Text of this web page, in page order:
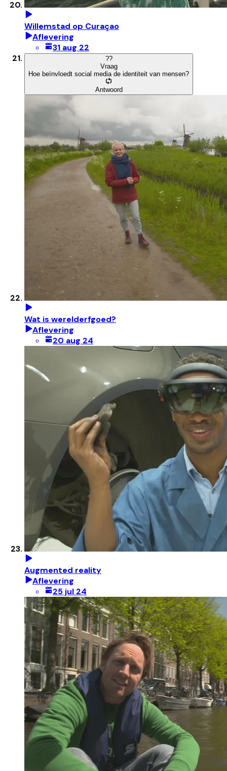
Willemstad op Curaçao
Aflevering
31 aug 22
??
Vraag
Hoe beïnvloedt social media de identiteit van mensen?
Antwoord
Wat is werelderfgoed?
Aflevering
20 aug 24
Augmented reality
Aflevering
25 jul 24